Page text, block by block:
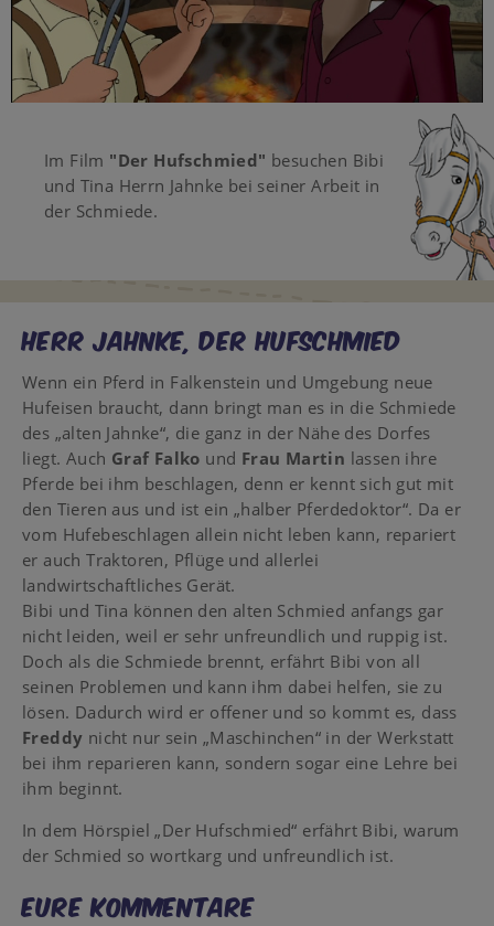
Video
Im Film "Der Hufschmied" besuchen Bibi
und Tina Herrn Jahnke bei seiner Arbeit in
der Schmiede.
HERR JAHNKE, DER HUFSCHMIED
Wenn ein Pferd in Falkenstein und Umgebung neue
Hufeisen braucht, dann bringt man es in die Schmiede
des „alten Jahnke“, die ganz in der Nähe des Dorfes
liegt. Auch Graf Falko und Frau Martin lassen ihre
Pferde bei ihm beschlagen, denn er kennt sich gut mit
den Tieren aus und ist ein „halber Pferdedoktor“. Da er
vom Hufebeschlagen allein nicht leben kann, repariert
er auch Traktoren, Pflüge und allerlei
landwirtschaftliches Gerät.
Bibi und Tina können den alten Schmied anfangs gar
nicht leiden, weil er sehr unfreundlich und ruppig ist.
Doch als die Schmiede brennt, erfährt Bibi von all
seinen Problemen und kann ihm dabei helfen, sie zu
lösen. Dadurch wird er offener und so kommt es, dass
Freddy nicht nur sein „Maschinchen“ in der Werkstatt
bei ihm reparieren kann, sondern sogar eine Lehre bei
ihm beginnt.
In dem Hörspiel „Der Hufschmied“ erfährt Bibi, warum
der Schmied so wortkarg und unfreundlich ist.
Eure Kommentare